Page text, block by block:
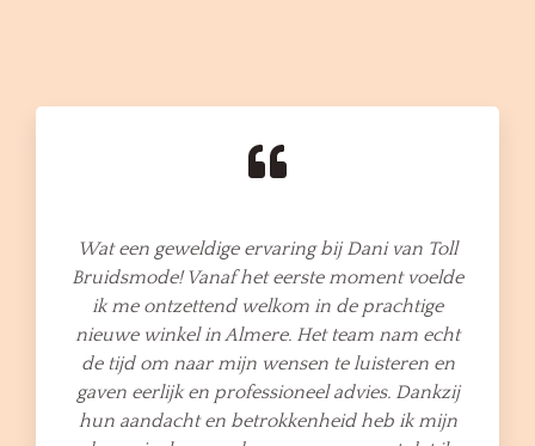
Wat een geweldige ervaring bij Dani van Toll
Bruidsmode! Vanaf het eerste moment voelde
ik me ontzettend welkom in de prachtige
nieuwe winkel in Almere. Het team nam echt
de tijd om naar mijn wensen te luisteren en
gaven eerlijk en professioneel advies. Dankzij
hun aandacht en betrokkenheid heb ik mijn